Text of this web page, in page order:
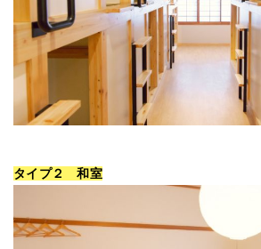
タイプ２ 和室